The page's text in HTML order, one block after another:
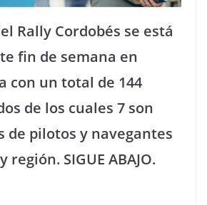
Rally Cordobés se está
fin de semana en
con un total de 144
de los cuales 7 son
de pilotos y navegantes
región. SIGUE ABAJO.